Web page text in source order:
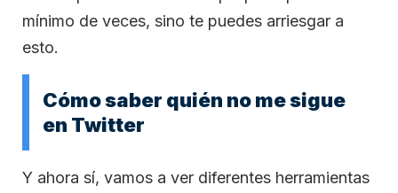
mínimo de veces, sino te puedes arriesgar a
esto.
Cómo saber quién no me sigue
en Twitter
Y ahora sí, vamos a ver diferentes herramientas